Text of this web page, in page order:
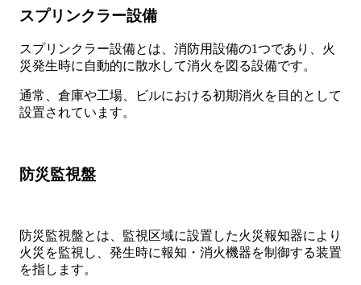
スプリンクラー設備
スプリンクラー設備とは、消防用設備の1つであり、火
災発生時に自動的に散水して消火を図る設備です。
通常、倉庫や工場、ビルにおける初期消火を目的として
設置されています。
防災監視盤
防災監視盤とは、監視区域に設置した火災報知器により
火災を監視し、発生時に報知・消火機器を制御する装置
を指します。